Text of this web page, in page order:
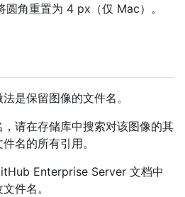
圆角重置为 4 px（仅 Mac）。
是保留图像的文件名。
请在存储库中搜索对该图像的其
名的所有引用。
Enterprise Server 文档中
件名。